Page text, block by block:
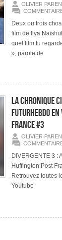
OLIVIER
Deux ou trois
film de Ilya
quel film tu
», parole de
La chronique
FuturHebdo
France #3
OLIVIER
DIVERGENTE 3 :
Huffington Post
Retrouvez toutes
Youtube
entre